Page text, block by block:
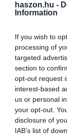
haszon.hu -
Information
If you wish to
processing of
targeted
section to
opt-out request
interest-based
us or personal
your opt-out.
disclosure of
IAB’s list of
Bővebben itt.
Olvasd el
Így védi a